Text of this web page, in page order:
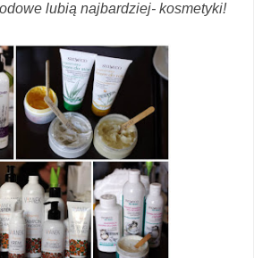
lubią najbardziej- kosmetyki!